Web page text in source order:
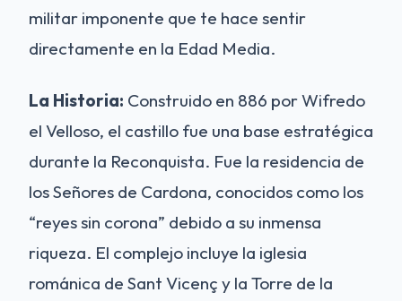
militar imponente que te hace sentir
directamente en la Edad Media.
La Historia: Construido en 886 por Wifredo
el Velloso, el castillo fue una base estratégica
durante la Reconquista. Fue la residencia de
los Señores de Cardona, conocidos como los
“reyes sin corona” debido a su inmensa
riqueza. El complejo incluye la iglesia
románica de Sant Vicenç y la Torre de la